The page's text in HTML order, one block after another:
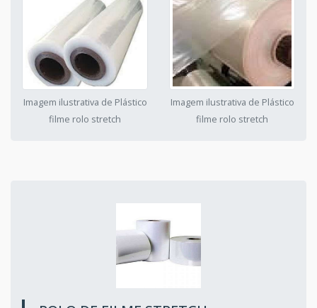
Imagem ilustrativa de Plástico
filme rolo stretch
Imagem ilustrativa de Plástico
filme rolo stretch